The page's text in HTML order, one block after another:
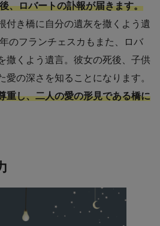
、ロバートの訃報が届きます。
付き橋に自分の遺灰を撒くよう遺
のフランチェスカもまた、ロバ
撒くよう遺言。彼女の死後、子供
愛の深さを知ることになります。
重し、二人の愛の形見である橋に